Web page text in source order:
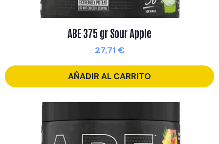
ABE 375 gr Sour Apple
27,71 €
AÑADIR AL CARRITO